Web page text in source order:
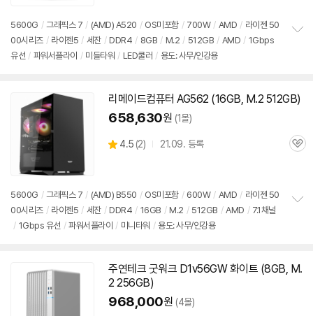
5600G / 그래픽스 7 / (AMD) A520 / OS미포함 / 700W / AMD / 라이젠 50
00시리즈 / 라이젠5 / 세잔 / DDR4 / 8GB / M.2 / 512GB / AMD / 1Gbps
유선 / 파워서플라이 / 미들타워 / LED쿨러 / 용도: 사무/인강용
기
리메이드컴퓨터 AG562 (16GB, M.2 512GB)
658,630원 (1몰)
별
4.5 (상
뷰
2) 21.09. 등록
관
5600G / 그래픽스 7 / (AMD) B550 / OS미포함 / 600W / AMD / 라이젠 50
00시리즈 / 라이젠5 / 세잔 / DDR4 / 16GB / M.2 / 512GB / AMD / 7.1채널
/ 1Gbps 유선 / 파워서플라이 / 미니타워 / 용도: 사무/인강용
기
주연테크 굿워크 D1v56GW 화이트 (8GB, M.
2 256GB)
968,000원 (4몰)